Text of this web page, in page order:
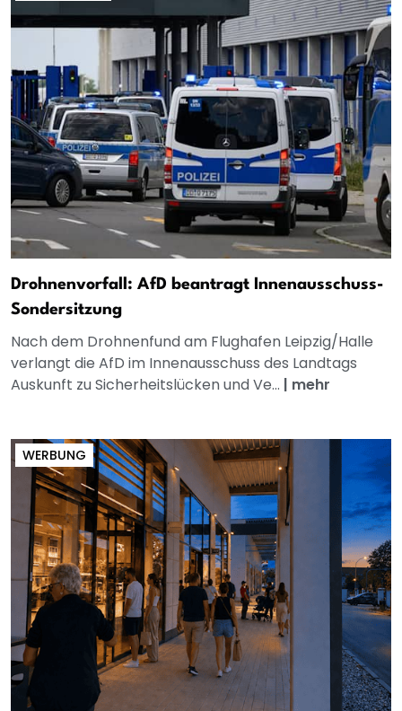
Drohnenvorfall: AfD beantragt Innenausschuss-
Sondersitzung
Nach dem Drohnenfund am Flughafen Leipzig/Halle
verlangt die AfD im Innenausschuss des Landtags
Auskunft zu Sicherheitslücken und Ve... | mehr
WERBUNG